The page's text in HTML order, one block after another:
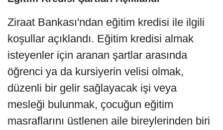
Ziraat Bankası'ndan eğitim kredisi ile ilgili
koşullar açıklandı. Eğitim kredisi almak
isteyenler için aranan şartlar arasında
öğrenci ya da kursiyerin velisi olmak,
düzenli bir gelir sağlayacak işi veya
mesleği bulunmak, çocuğun eğitim
masraflarını üstlenen aile bireylerinden biri